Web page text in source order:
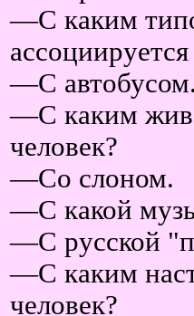
—С каким
—С
—С каким
человек?
—Со слоном.
—С какой
—С русской
—С каким
человек?